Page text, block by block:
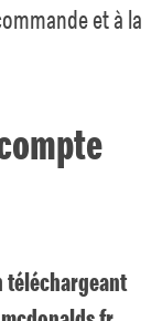
et à la
téléchargeant